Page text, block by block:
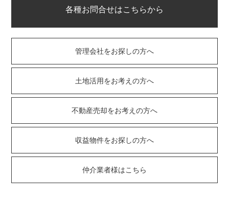
各種お問合せはこちらから
管理会社をお探しの方へ
土地活用をお考えの方へ
不動産売却をお考えの方へ
収益物件をお探しの方へ
仲介業者様はこちら